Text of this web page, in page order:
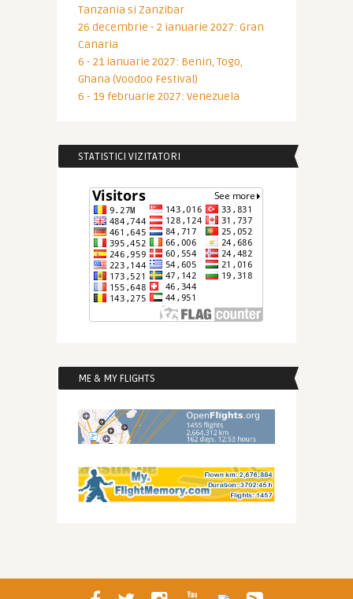
Tanzania si Zanzibar
26 decembrie - 2 ianuarie 2027: Gran
Canaria
6 - 21 ianuarie 2027: Benin, Togo,
Ghana (Voodoo Festival)
6 - 19 februarie 2027: Venezuela
STATISTICI VIZITATORI
ME & MY FLIGHTS